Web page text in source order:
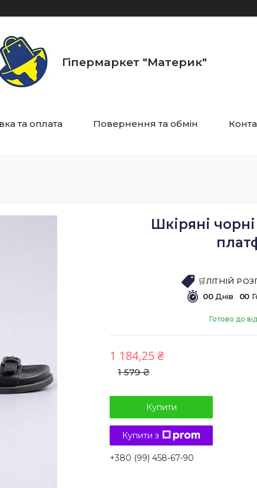
Гіпермаркет "Материк"
та оплата Повернення та обмін
Шкіряні
🛒ЛІТНІЙ
00 Днів 00
Готово до
1 579 ₴
1 184,25 ₴
Купити
Купити з
+380 (99) 458-67-90